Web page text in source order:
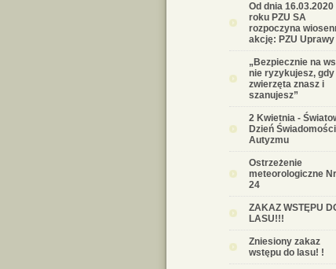
Od dnia 16.03.2020
roku PZU SA
rozpoczyna
akcję: PZU Uprawy
„Bezpiecznie na
nie ryzykujesz, gdy
zwierzęta znasz i
szanujesz”
2 Kwietnia -
Dzień Świadomości
Autyzmu
Ostrzeżenie
meteorologiczne Nr
24
ZAKAZ WSTĘPU
LASU!!!
Zniesiony zakaz
wstępu do lasu! !